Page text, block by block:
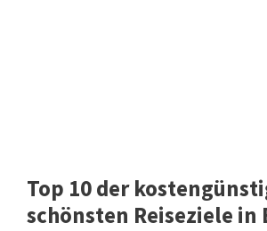
Top 10 der
schönsten Reiseziele in